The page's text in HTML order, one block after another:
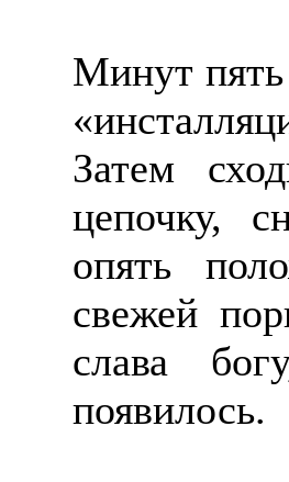
Минут пять
Затем
цепочку,
опять
свежей
слава
появилось.